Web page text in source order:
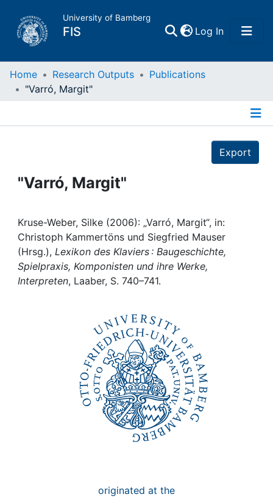
University of Bamberg
FIS Log In(current)
Home
Projects
Institutions
Awards
Home Research Outputs
Publications
"Varró, Margit"
Export
"Varró, Margit"
Kruse-Weber, Silke (2006): „Varró, Margit“, in:
Christoph Kammertöns und Siegfried Mauser
(Hrsg.), Lexikon des Klaviers : Baugeschichte,
Spielpraxis, Komponisten und ihre Werke,
Interpreten, Laaber, S. 740–741.
originated at the